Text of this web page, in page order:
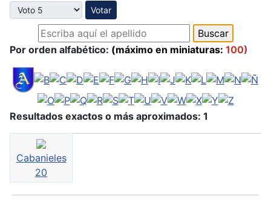
Por favor, vote
Por orden alfabético: (máximo en miniaturas: 100)
Resultados exactos o más aproximados: 1
Cabanieles
20